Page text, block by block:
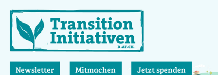
zum
Inhalt
Newsletter Mitmachen Jetzt spenden